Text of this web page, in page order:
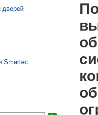
дверей
Smartec